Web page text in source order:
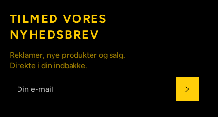
TILMED VORES
NYHEDSBREV
Reklamer, nye produkter og salg.
Direkte i din indbakke.